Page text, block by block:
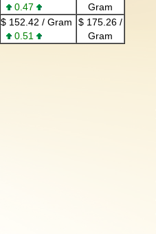
0.47
Gram
$ 152.42 / Gram
0.51
$ 175.26 /
Gram